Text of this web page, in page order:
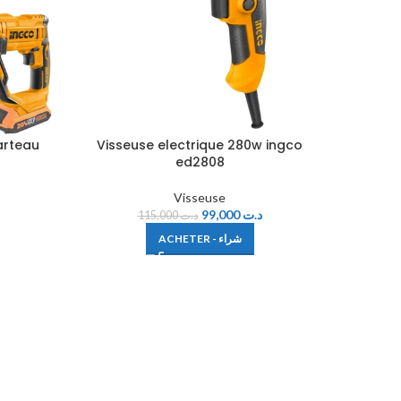
Visseuse electrique 280w ingco
ed2808
Visseuse
د.ت115,000 د.ت99,000
ACHETER - شراء